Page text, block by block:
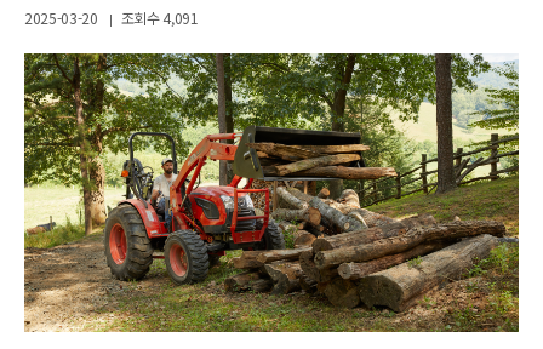
2025-03-20 | 조회수 4,091